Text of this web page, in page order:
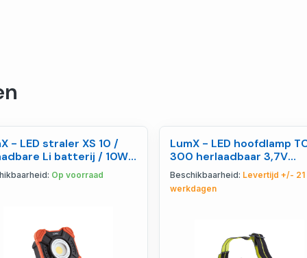
- LED straler XS 10 /
Li batterij / 10W /
- LM 16410Op voorraad
LumX - LED hoofdlamp
300 herlaadbaar 3,7V
2600mAh / 300lm / IP6 -
12590
Beschikbaarheid: Levertijd +/- 21
werkdagen